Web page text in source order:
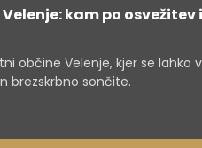
kam po
občine Velenje, kjer se lahko
brezskrbno sončite.